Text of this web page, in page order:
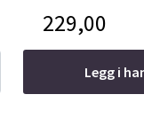
229,00
Legg i